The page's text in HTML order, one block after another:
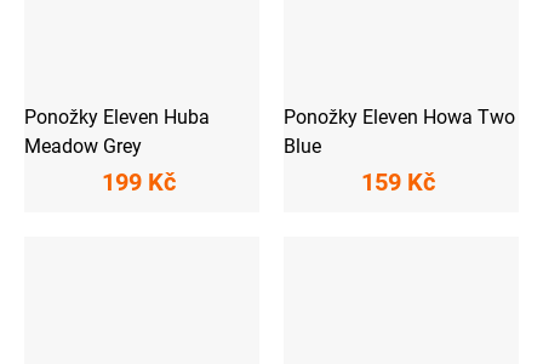
Ponožky Eleven Huba
Meadow Grey
199 Kč
Ponožky Eleven Howa Two
Blue
159 Kč